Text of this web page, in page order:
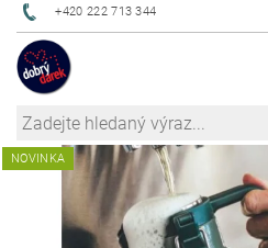
+420 222 713 344
NOVINKA